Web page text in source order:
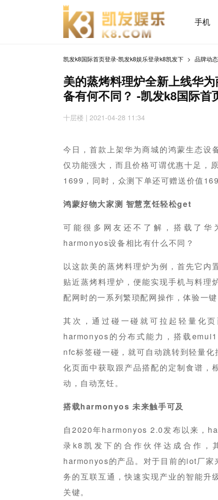
手机
凯发k8国际首页登录-凯发k8娱乐登录k8凯发下 品牌动
美的蒸烤料理炉全新上线华
备有何不同？ -凯发k8国际首
十层楼 | 2021-04-28 11:34
今日，首款上架华为商城的鸿蒙生态
仅功能强大，而且价格可谓优惠十足，
1699，同时，众测下单还可赠送价值
鸿蒙好物大家测 智慧烹饪轻松get
可能很多网友还不了解，搭载了华
harmonyos设备相比有什么不同？
以这款美的蒸烤料理炉为例，首先它
贴近蒸烤料理炉，便能实现手机与料理
配网时的一系列繁琐配网操作，体验一
其次，通过碰一碰就可拉起轻量化
harmonyos的分布式能力，搭载
nfc标签碰一碰，就可自动跳转到轻量
化页面中获取跟产品搭配的定制食谱，
动，自动烹饪。
搭载harmonyos 未来触手可及
自2020年harmonyos 2.0发布以来，
录k8凯发下的合作伙伴达成合作，
harmonyos的产品。对于目前的iot厂家
务的互联互通，快速实现产业的智能升
关键。